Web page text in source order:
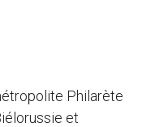
Philarète
et